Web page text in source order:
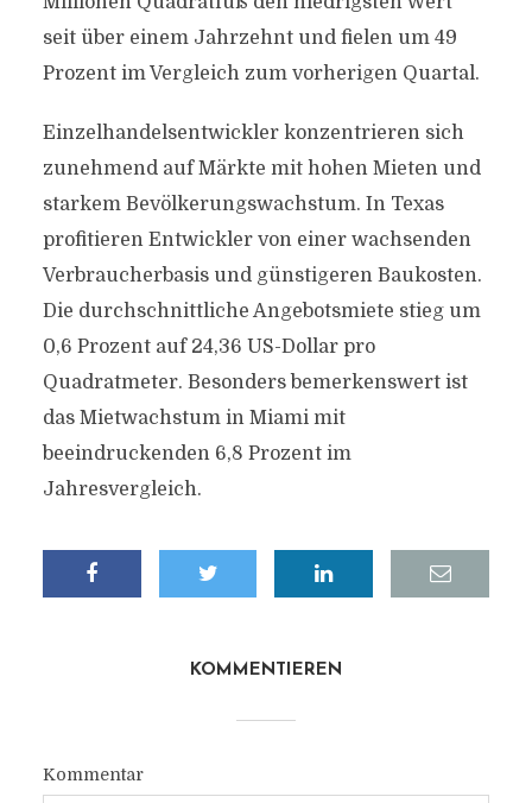
seit über einem Jahrzehnt und fielen um 49
Prozent im Vergleich zum vorherigen Quartal.
Einzelhandelsentwickler konzentrieren sich
zunehmend auf Märkte mit hohen Mieten und
starkem Bevölkerungswachstum. In Texas
profitieren Entwickler von einer wachsenden
Verbraucherbasis und günstigeren Baukosten.
Die durchschnittliche Angebotsmiete stieg um
0,6 Prozent auf 24,36 US-Dollar pro
Quadratmeter. Besonders bemerkenswert ist
das Mietwachstum in Miami mit
beeindruckenden 6,8 Prozent im
Jahresvergleich.
KOMMENTIEREN
Kommentar